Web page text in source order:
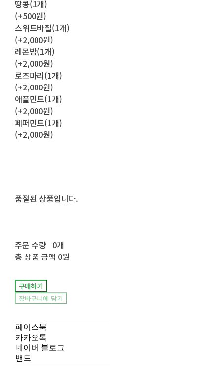
땅콩(1개)
(+500원)
스위트바질(1개)
(+2,000원)
레몬밤(1개)
(+2,000원)
로즈마리(1개)
(+2,000원)
애플민트(1개)
(+2,000원)
페퍼민트(1개)
(+2,000원)
품절된 상품입니다.
주문 수량 0개
총 상품 금액 0원
구매하기
장바구니에 담기
페이스북
카카오톡
네이버 블로그
밴드